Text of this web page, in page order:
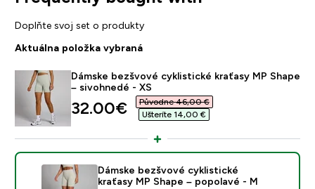
Doplňte svoj set o produkty
Aktuálna položka vybraná
Dámske bezšvové cyklistické kraťasy MP Shape
– sivohnedé - XS
discounted price
32.00€‎
Původne 46,00 €‎
Ušteríte 14,00 €‎
Dámske bezšvové cyklistické
kraťasy MP Shape – popolavé - M